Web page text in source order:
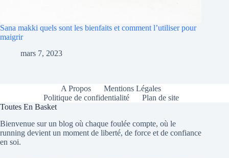
Sana makki quels sont les bienfaits et comment l’utiliser pour
maigrir
mars 7, 2023
A Propos
Mentions Légales
Politique de confidentialité
Plan de site
Toutes En Basket
Bienvenue sur un blog où chaque foulée compte, où le
running devient un moment de liberté, de force et de confiance
en soi.